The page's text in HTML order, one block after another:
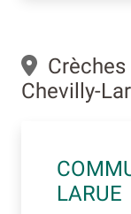
Chevilly-
LARUE